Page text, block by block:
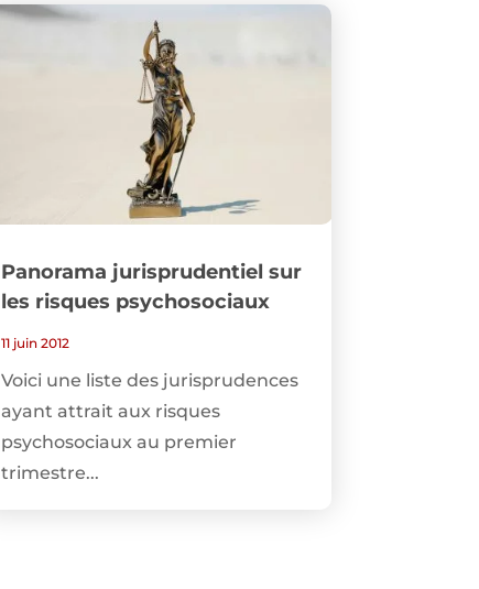
Panorama jurisprudentiel sur
les risques psychosociaux
11 juin 2012
Voici une liste des jurisprudences
ayant attrait aux risques
psychosociaux au premier
trimestre...